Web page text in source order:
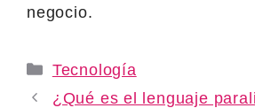
negocio.
Categories
Tecnología
¿Qué es el lenguaje